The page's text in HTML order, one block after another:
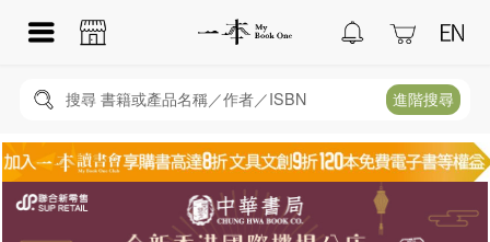
搜尋 書籍或產品名稱／作者／ISBN 進階搜尋